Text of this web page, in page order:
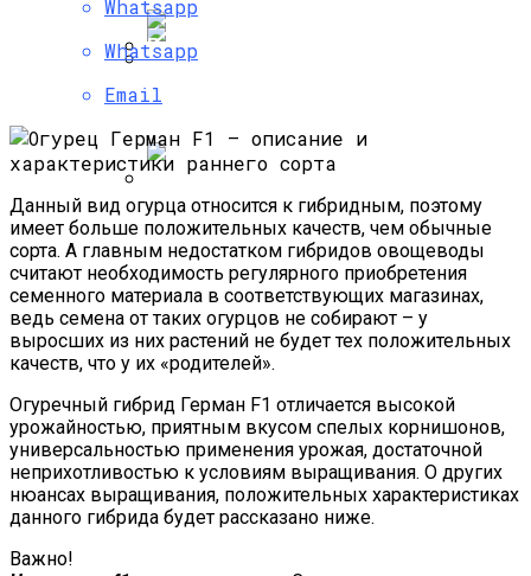
Чтобы Морковка Была Сладкой И
Быстрорастущий Живой Забор —
Выбираем Правильные Растения
Альпийская Горка – Как Сделать
Своими Руками Быстро И Просто
Whatsapp
Whatsapp
Email
Данный вид огурца относится к гибридным, поэтому
имеет больше положительных качеств, чем обычные
сорта. А главным недостатком гибридов овощеводы
считают необходимость регулярного приобретения
семенного материала в соответствующих магазинах,
ведь семена от таких огурцов не собирают – у
выросших из них растений не будет тех положительных
качеств, что у их «родителей».
Огуречный гибрид Герман F1 отличается высокой
урожайностью, приятным вкусом спелых корнишонов,
универсальностью применения урожая, достаточной
неприхотливостью к условиям выращивания. О других
нюансах выращивания, положительных характеристиках
данного гибрида будет рассказано ниже.
Важно!